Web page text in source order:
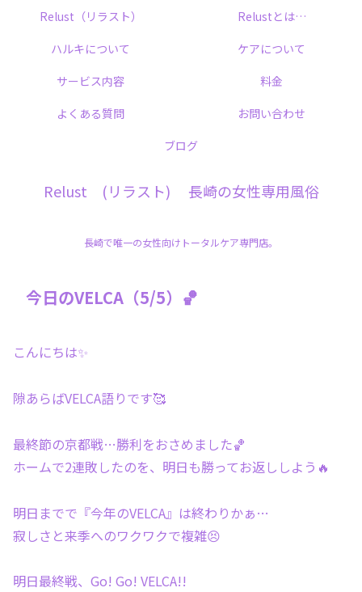
Relust (リラスト) 長崎の女性専用風俗
長崎で唯一の女性向けトータルケア専門店。
Relust（リラスト）
Relustとは…
ハルキについて
ケアについて
サービス内容
料金
よくある質問
お問い合わせ
ブログ
今日のVELCA（5/5）🏀
こんにちは✨
隙あらばVELCA語りです🥰
最終節の京都戦…勝利をおさめました🏀
ホームで2連敗したのを、明日も勝ってお返ししよう🔥
明日までで『今年のVELCA』は終わりかぁ…
寂しさと来季へのワクワクで複雑😣
明日最終戦、Go! Go! VELCA!!